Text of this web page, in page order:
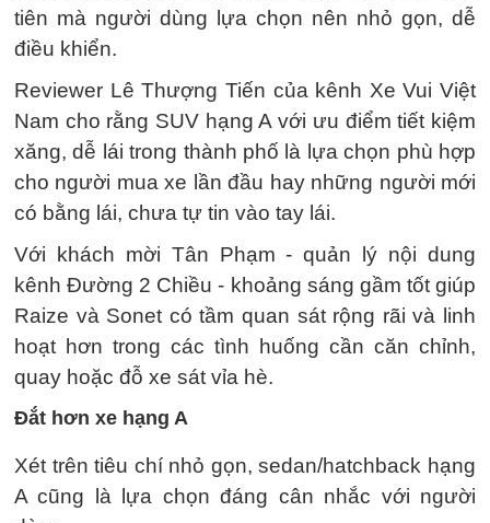
tiên mà người dùng lựa chọn nên nhỏ gọn, dễ
điều khiển.
Reviewer Lê Thượng Tiến của kênh Xe Vui Việt
Nam cho rằng SUV hạng A với ưu điểm tiết kiệm
xăng, dễ lái trong thành phố là lựa chọn phù hợp
cho người mua xe lần đầu hay những người mới
có bằng lái, chưa tự tin vào tay lái.
Với khách mời Tân Phạm - quản lý nội dung
kênh Đường 2 Chiều - khoảng sáng gầm tốt giúp
Raize và Sonet có tầm quan sát rộng rãi và linh
hoạt hơn trong các tình huống cần căn chỉnh,
quay hoặc đỗ xe sát vỉa hè.
Đắt hơn xe hạng A
Xét trên tiêu chí nhỏ gọn, sedan/hatchback hạng
A cũng là lựa chọn đáng cân nhắc với người